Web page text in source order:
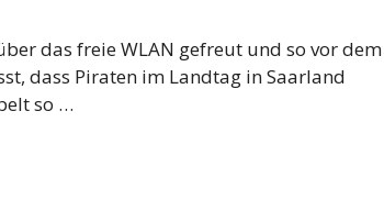
das freie WLAN gefreut und so vor dem
dass Piraten im Landtag in Saarland
so …